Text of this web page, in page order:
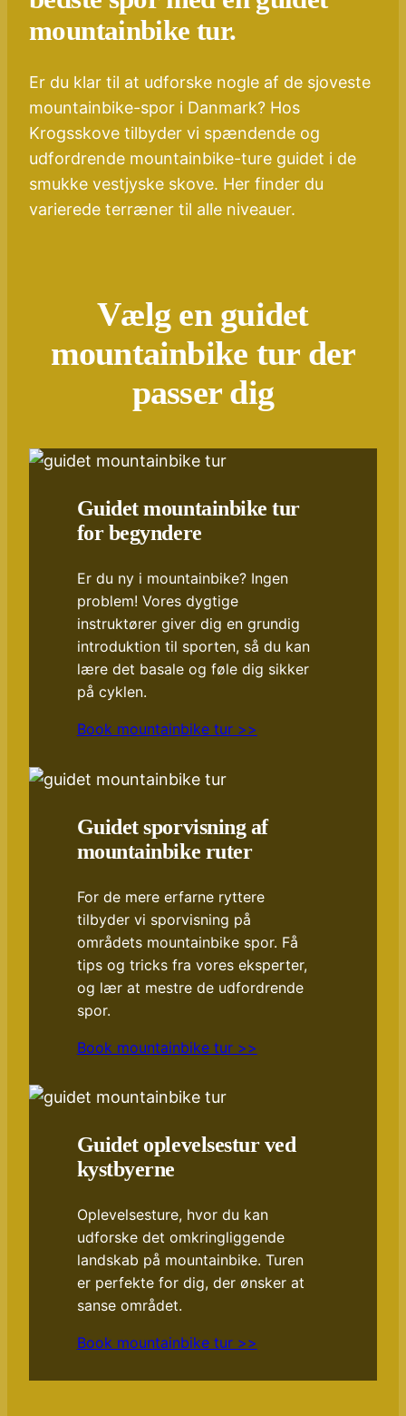
mountainbike tur.
Er du klar til at udforske nogle af de sjoveste
mountainbike-spor i Danmark? Hos
Krogsskove tilbyder vi spændende og
udfordrende mountainbike-ture guidet i de
smukke vestjyske skove. Her finder du
varierede terræner til alle niveauer.
Vælg en guidet
mountainbike tur der
passer dig
Guidet mountainbike tur
for begyndere
Er du ny i mountainbike? Ingen
problem! Vores dygtige
instruktører giver dig en grundig
introduktion til sporten, så du kan
lære det basale og føle dig sikker
på cyklen.
Book mountainbike tur >>
Guidet sporvisning af
mountainbike ruter
For de mere erfarne ryttere
tilbyder vi sporvisning på
områdets mountainbike spor. Få
tips og tricks fra vores eksperter,
og lær at mestre de udfordrende
spor.
Book mountainbike tur >>
Guidet oplevelsestur ved
kystbyerne
Oplevelsesture, hvor du kan
udforske det omkringliggende
landskab på mountainbike. Turen
er perfekte for dig, der ønsker at
sanse området.
Book mountainbike tur >>